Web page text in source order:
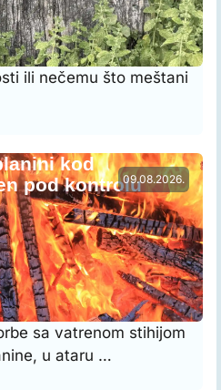
ili nečemu što meštani
09.08.2026.
kod
pod kontrolu
sa vatrenom stihijom
u ataru …